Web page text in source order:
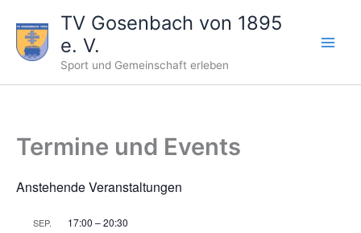
Inhalt
springen
TV Gosenbach von 1895
e. V.
Sport und Gemeinschaft erleben
Termine und Events
Anstehende Veranstaltungen
SEP. 17:00 –20:30